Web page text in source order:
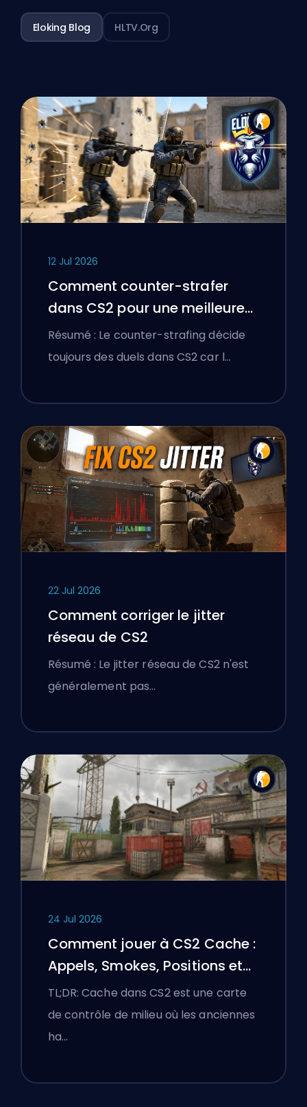
Eloking Blog HLTV.org
12 Jul 2026
Comment counter-strafer
dans CS2 pour une meilleure
précision
Résumé : Le counter-strafing décide
toujours des duels dans CS2 car l…
22 Jul 2026
Comment corriger le jitter
réseau de CS2
Résumé : Le jitter réseau de CS2 n'est
généralement pas…
24 Jul 2026
Comment jouer à CS2 Cache :
Appels, Smokes, Positions et
Conseils Premier
TL;DR: Cache dans CS2 est une carte
de contrôle de milieu où les anciennes
ha…